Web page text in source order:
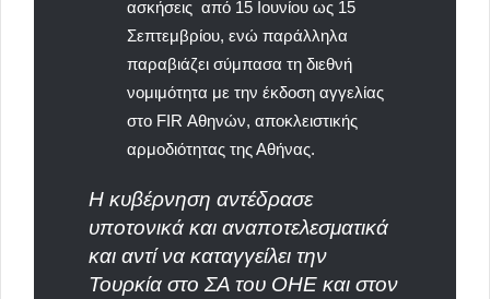
ασκήσεις από 15 Ιουνίου ως 15
Σεπτεμβρίου, ενώ παράλληλα
παραβιάζει σύμπασα τη διεθνή
νομιμότητα με την έκδοση αγγελίας
στο FIR Αθηνών, αποκλειστικής
αρμοδιότητας της Αθήνας.
Η κυβέρνηση αντέδρασε
υποτονικά και αναποτελεσματικά
και αντί να καταγγείλει την
Τουρκία στο ΣΑ του ΟΗΕ και στον